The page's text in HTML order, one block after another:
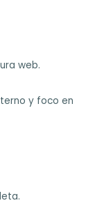
web.
y foco en